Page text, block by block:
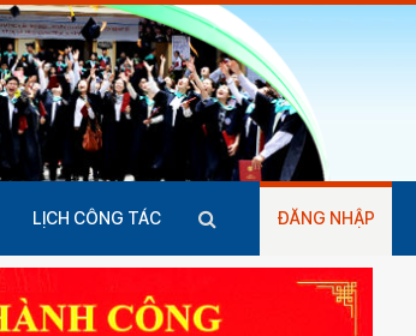
LỊCH CÔNG TÁC ĐĂNG NHẬP